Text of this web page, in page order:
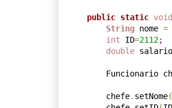
public static void
String nome =
int ID=2112;
double salario
Funcionario
        chefe
. setNome(